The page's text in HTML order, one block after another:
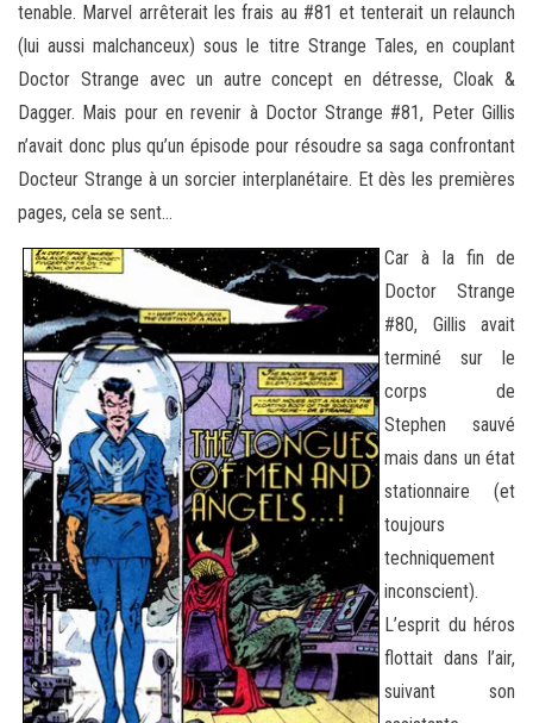
tenable. Marvel arrêterait les frais au #81 et tenterait un relaunch
(lui aussi malchanceux) sous le titre Strange Tales, en couplant
Doctor Strange avec un autre concept en détresse, Cloak &
Dagger. Mais pour en revenir à Doctor Strange #81, Peter Gillis
n’avait donc plus qu’un épisode pour résoudre sa saga confrontant
Docteur Strange à un sorcier interplanétaire. Et dès les premières
pages, cela se sent…
Car à la fin de
Doctor Strange
#80, Gillis avait
terminé sur le
corps de
Stephen sauvé
mais dans un état
stationnaire (et
toujours
techniquement
inconscient).
L’esprit du héros
flottait dans l’air,
suivant son